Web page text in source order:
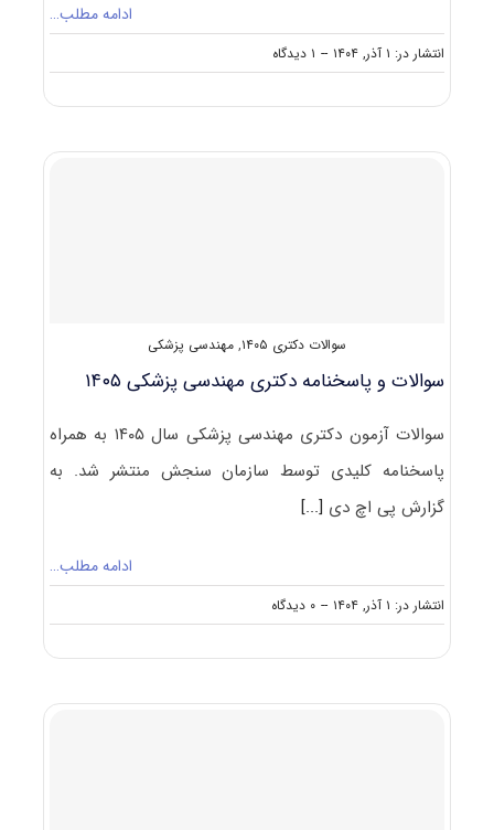
ادامه مطلب…
انتشار در: ۱ آذر, ۱۴۰۴ -- ۱ دیدگاه
on
سوالات
مهندسی
سوالات دکتری ۱۴۰۵ , مهندسی پزشکی
سوالات و پاسخنامه دکتری مهندسی پزشکی ۱۴۰۵
سوالات آزمون دکتری مهندسی پزشکی سال ۱۴۰۵ به همراه
پاسخنامه کلیدی توسط سازمان سنجش منتشر شد. به
گزارش پی اچ دی [...]
ادامه مطلب…
انتشار در: ۱ آذر, ۱۴۰۴ -- ۰ دیدگاه
on
سوالات
مهندسی